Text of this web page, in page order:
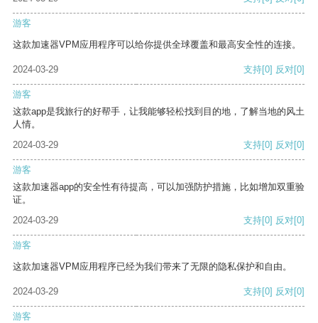
游客
这款加速器VPM应用程序可以给你提供全球覆盖和最高安全性的连接。
2024-03-29 支持[0] 反对[0]
游客
这款app是我旅行的好帮手，让我能够轻松找到目的地，了解当地的风土
人情。
2024-03-29
支持[0] 反对[0]
游客
这款加速器app的安全性有待提高，可以加强防护措施，比如增加双重验
证。
2024-03-29
支持[0] 反对[0]
游客
这款加速器VPM应用程序已经为我们带来了无限的隐私保护和自由。
2024-03-29 支持[0] 反对[0]
游客